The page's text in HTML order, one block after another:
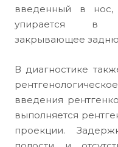
введенный в
упирается в
закрывающее
В диагностике
введения
выполняется
проекции.